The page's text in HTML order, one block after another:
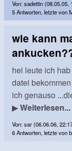
Von: sadettin (08.05.05,
5 Antworten, letzte von
wie kann
hei leute ich
datei
ich genauso
▶Weiterlesen...
Von: sar (06.06.06,
6 Antworten, letzte von